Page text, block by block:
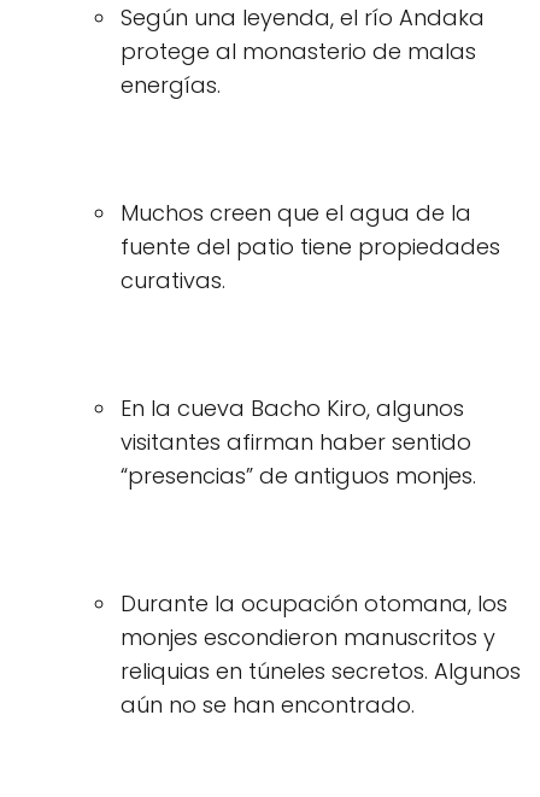
Según una leyenda, el río Andaka
protege al monasterio de malas
energías.
Muchos creen que el agua de la
fuente del patio tiene propiedades
curativas.
En la cueva Bacho Kiro, algunos
visitantes afirman haber sentido
“presencias” de antiguos monjes.
Durante la ocupación otomana, los
monjes escondieron manuscritos y
reliquias en túneles secretos. Algunos
aún no se han encontrado.